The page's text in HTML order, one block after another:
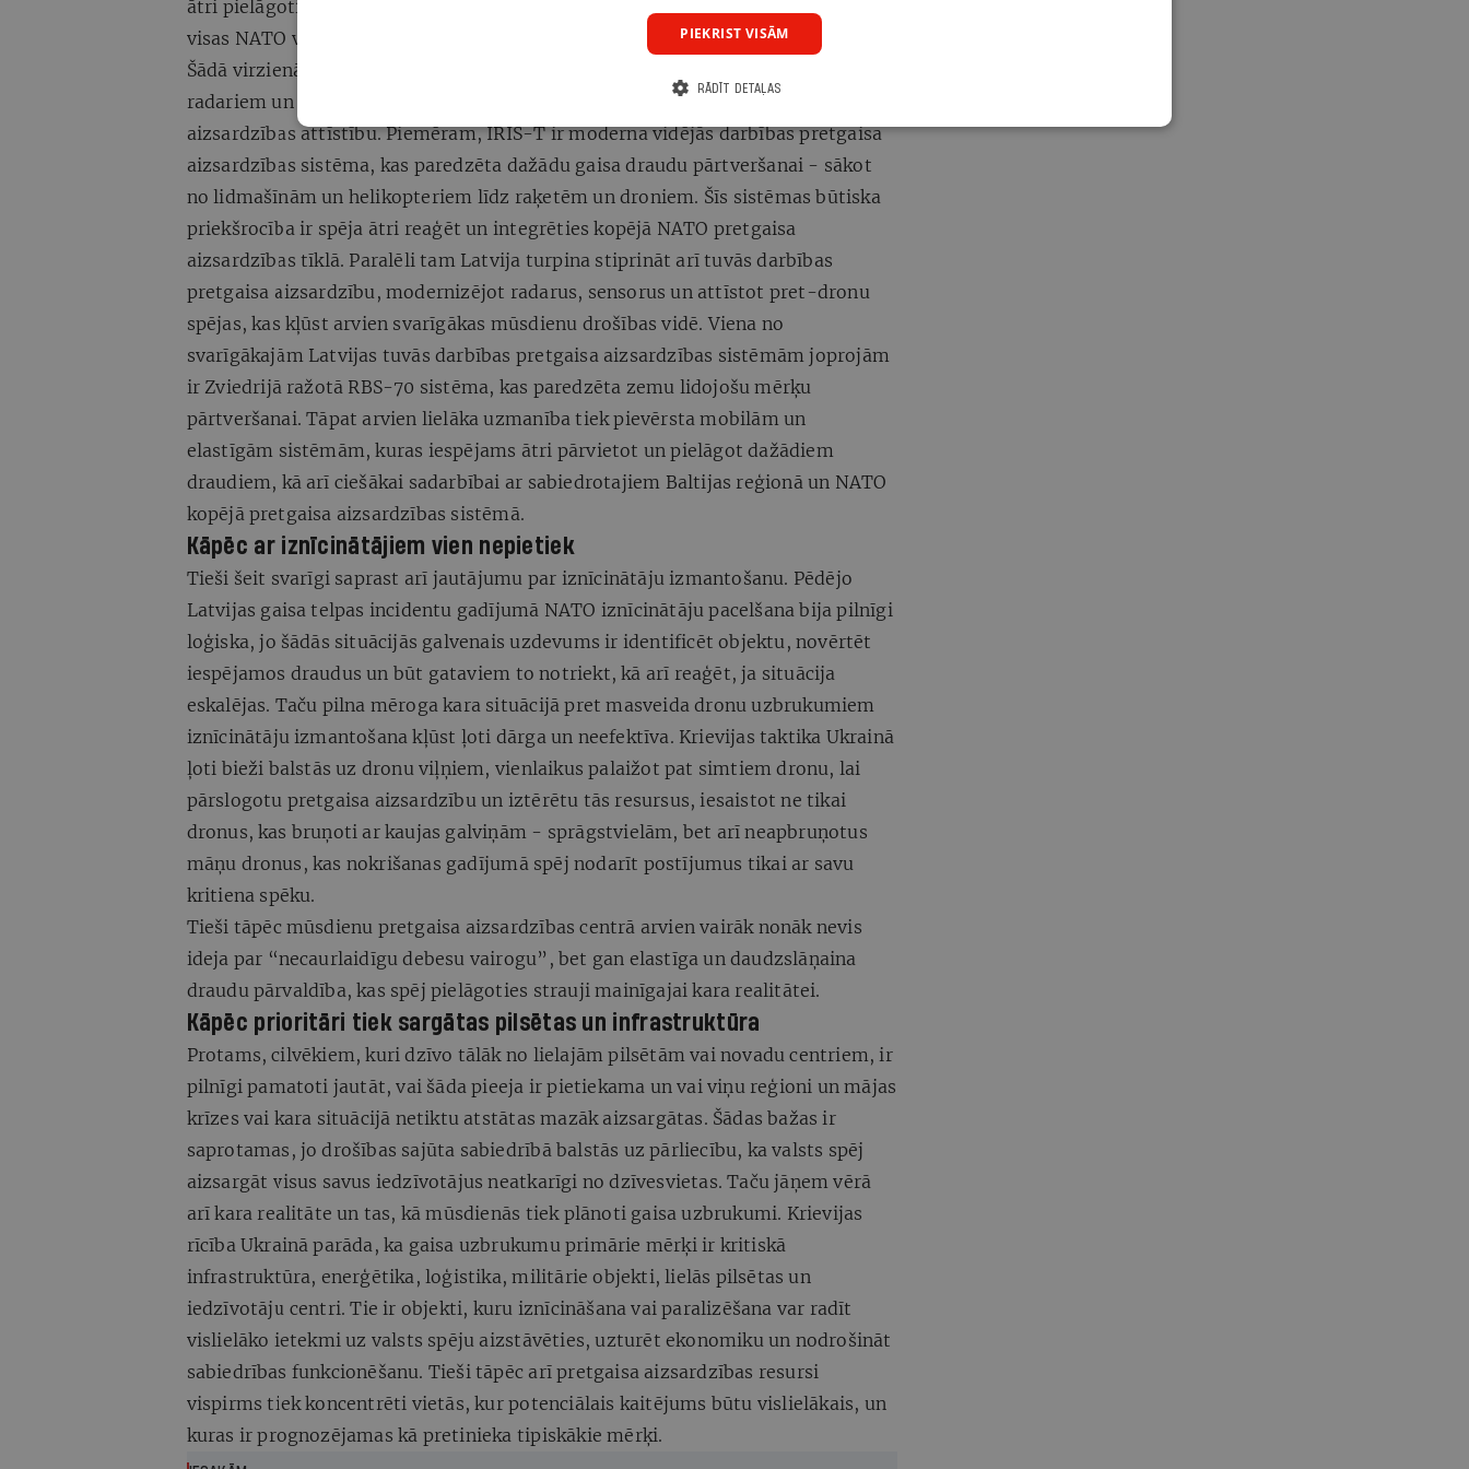
ātri pielāgoties jaunajai realitātei. Līdzīgas problēmas šobrīd risina praktiski
visas NATO valstis.
Šādā virzienā attīstās arī Latvija - ar IRIS-T sistēmu ieviešanu, moderniem
radariem un sensoriem, pret-dronu risinājumiem un slāņveida pretgaisa
aizsardzības attīstību. Piemēram, IRIS-T ir moderna vidējās darbības pretgaisa
aizsardzības sistēma, kas paredzēta dažādu gaisa draudu pārtveršanai - sākot
no lidmašīnām un helikopteriem līdz raķetēm un droniem. Šīs sistēmas būtiska
priekšrocība ir spēja ātri reaģēt un integrēties kopējā NATO pretgaisa
aizsardzības tīklā. Paralēli tam Latvija turpina stiprināt arī tuvās darbības
pretgaisa aizsardzību, modernizējot radarus, sensorus un attīstot pret-dronu
spējas, kas kļūst arvien svarīgākas mūsdienu drošības vidē. Viena no
svarīgākajām Latvijas tuvās darbības pretgaisa aizsardzības sistēmām joprojām
ir Zviedrijā ražotā RBS-70 sistēma, kas paredzēta zemu lidojošu mērķu
pārtveršanai. Tāpat arvien lielāka uzmanība tiek pievērsta mobilām un
elastīgām sistēmām, kuras iespējams ātri pārvietot un pielāgot dažādiem
draudiem, kā arī ciešākai sadarbībai ar sabiedrotajiem Baltijas reģionā un NATO
kopējā pretgaisa aizsardzības sistēmā.
Kāpēc ar iznīcinātājiem vien nepietiek
Tieši šeit svarīgi saprast arī jautājumu par iznīcinātāju izmantošanu. Pēdējo
Latvijas gaisa telpas incidentu gadījumā NATO iznīcinātāju pacelšana bija pilnīgi
loģiska, jo šādās situācijās galvenais uzdevums ir identificēt objektu, novērtēt
iespējamos draudus un būt gataviem to notriekt, kā arī reaģēt, ja situācija
eskalējas. Taču pilna mēroga kara situācijā pret masveida dronu uzbrukumiem
iznīcinātāju izmantošana kļūst ļoti dārga un neefektīva. Krievijas taktika Ukrainā
ļoti bieži balstās uz dronu viļņiem, vienlaikus palaižot pat simtiem dronu, lai
pārslogotu pretgaisa aizsardzību un iztērētu tās resursus, iesaistot ne tikai
dronus, kas bruņoti ar kaujas galviņām - sprāgstvielām, bet arī neapbruņotus
māņu dronus, kas nokrišanas gadījumā spēj nodarīt postījumus tikai ar savu
kritiena spēku.
Tieši tāpēc mūsdienu pretgaisa aizsardzības centrā arvien vairāk nonāk nevis
ideja par “necaurlaidīgu debesu vairogu”, bet gan elastīga un daudzslāņaina
draudu pārvaldība, kas spēj pielāgoties strauji mainīgajai kara realitātei.
Kāpēc prioritāri tiek sargātas pilsētas un infrastruktūra
Protams, cilvēkiem, kuri dzīvo tālāk no lielajām pilsētām vai novadu centriem, ir
pilnīgi pamatoti jautāt, vai šāda pieeja ir pietiekama un vai viņu reģioni un mājas
krīzes vai kara situācijā netiktu atstātas mazāk aizsargātas. Šādas bažas ir
saprotamas, jo drošības sajūta sabiedrībā balstās uz pārliecību, ka valsts spēj
aizsargāt visus savus iedzīvotājus neatkarīgi no dzīvesvietas. Taču jāņem vērā
arī kara realitāte un tas, kā mūsdienās tiek plānoti gaisa uzbrukumi. Krievijas
rīcība Ukrainā parāda, ka gaisa uzbrukumu primārie mērķi ir kritiskā
infrastruktūra, enerģētika, loģistika, militārie objekti, lielās pilsētas un
iedzīvotāju centri. Tie ir objekti, kuru iznīcināšana vai paralizēšana var radīt
vislielāko ietekmi uz valsts spēju aizstāvēties, uzturēt ekonomiku un nodrošināt
sabiedrības funkcionēšanu. Tieši tāpēc arī pretgaisa aizsardzības resursi
vispirms tiek koncentrēti vietās, kur potenciālais kaitējums būtu vislielākais, un
kuras ir prognozējamas kā pretinieka tipiskākie mērķi.
PIEKRIST VISĀM
RĀDĪT DETAĻAS